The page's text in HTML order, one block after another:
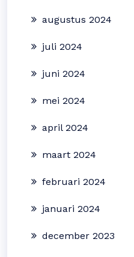
augustus 2024
juli 2024
juni 2024
mei 2024
april 2024
maart 2024
februari 2024
januari 2024
december 2023